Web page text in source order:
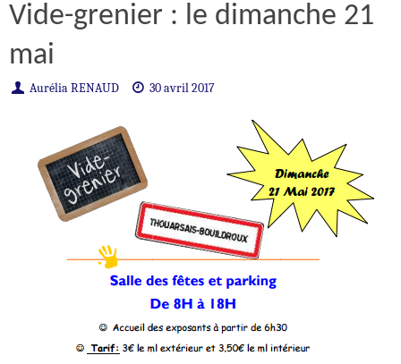
Vide-grenier : le dimanche 21
mai
Aurélia RENAUD 30 avril 2017